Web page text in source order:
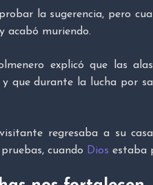
la sugerencia, pero
acabó muriendo.
explicó que las
y que durante la lucha por
regresaba a su
cuando Dios estaba